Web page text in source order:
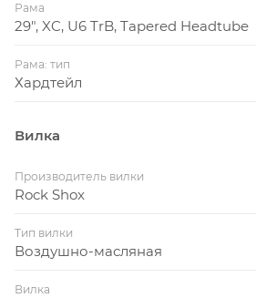
Рама
29", XC, U6 TrB, Tapered Headtube
Рама: тип
Хардтейл
Вилка
Производитель вилки
Rock Shox
Тип вилки
Воздушно-масляная
Вилка